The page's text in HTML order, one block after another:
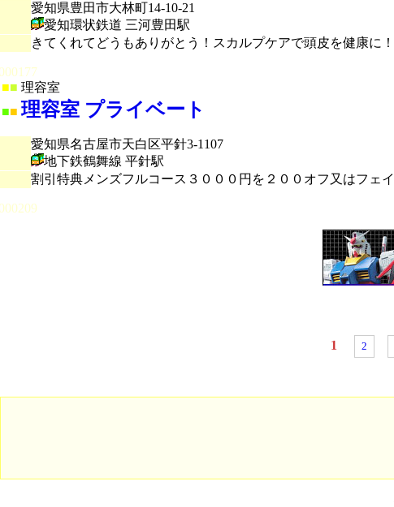
愛知県豊田市大林町14-10-21
愛知環状鉄道 三河豊田駅
きてくれてどうもありがとう！スカルプケアで頭皮を健康に
■ 理容室
■■ 理容室 プライベート
愛知県名古屋市天白区平針3-1107
地下鉄鶴舞線 平針駅
割引特典メンズフルコース３０００円を２００オフ又はフェ
1 2